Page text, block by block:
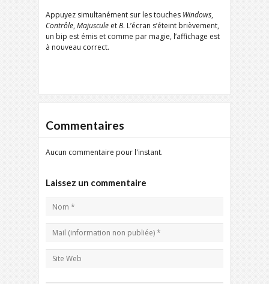
Appuyez simultanément sur les touches Windows,
Contrôle,Majuscule etB. L’écran s’éteint brièvement,
un bip est émis et comme par magie, l’affichage est
à nouveau correct.
Commentaires
Aucun commentaire pour l'instant.
Laissez un commentaire